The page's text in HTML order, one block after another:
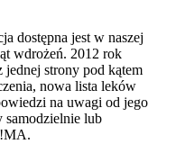
dostępna jest w naszej
wdrożeń. 2012 rok
strony pod kątem
nowa lista leków
na uwagi od jego
lub